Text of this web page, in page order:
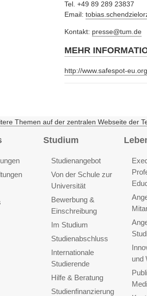
Tel. +49 89 289 23837
Email:
Kontakt: presse@tum.de
MEHR
http://www.safespot-eu.org
Themen auf der zentralen Webseite der
Studium
Studienangebot
Von der Schule zur
Universität
Bewerbung &
Einschreibung
Im Studium
Studienabschluss
Internationale
Studierende
Hilfe & Beratung
Studienfinanzierung
und